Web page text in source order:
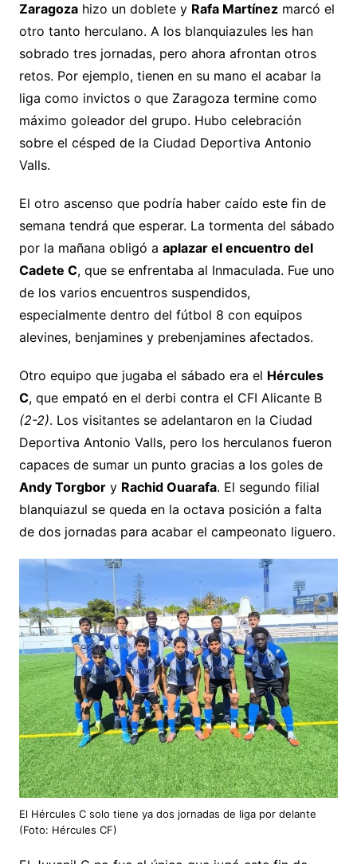
Zaragozahizo un doblete y Rafa Martínezmarcó el
otro tanto herculano. A los blanquiazules les han
sobrado tres jornadas, pero ahora afrontan otros
retos. Por ejemplo, tienen en su mano el acabar la
liga como invictos o que Zaragoza termine como
máximo goleador del grupo. Hubo celebración
sobre el césped de la Ciudad Deportiva Antonio
Valls.
El otro ascenso que podría haber caído este fin de
semana tendrá que esperar. La tormenta del sábado
por la mañana obligó a aplazar el encuentro del
Cadete C, que se enfrentaba al Inmaculada. Fue uno
de los varios encuentros suspendidos,
especialmente dentro del fútbol 8 con equipos
alevines, benjamines y prebenjamines afectados.
Otro equipo que jugaba el sábado era el Hércules
C, que empató en el derbi contra el CFI Alicante B
(2-2). Los visitantes se adelantaron en la Ciudad
Deportiva Antonio Valls, pero los herculanos fueron
capaces de sumar un punto gracias a los goles de
Andy Torgbory Rachid Ouarafa. El segundo filial
blanquiazul se queda en la octava posición a falta
de dos jornadas para acabar el campeonato liguero.
El Hércules C solo tiene ya dos jornadas de liga por delante
(Foto: Hércules CF)